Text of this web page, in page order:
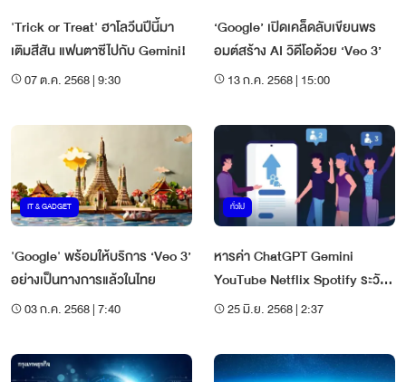
'Trick or Treat' ฮาโลวีนปีนี้มา
เติมสีสัน แฟนตาซีไปกับ Gemini!
07 ต.ค. 2568 | 9:30
‘Google’ เปิดเคล็ดลับเขียนพร
อมต์สร้าง AI วิดีโอด้วย ‘Veo 3’
13 ก.ค. 2568 | 15:00
IT & GADGET
'Google' พร้อมให้บริการ ‘Veo 3’
อย่างเป็นทางการแล้วในไทย
03 ก.ค. 2568 | 7:40
ทั่วไป
หารค่า ChatGPT Gemini
YouTube Netflix Spotify ระวัง
มิจฉาชีพ
25 มิ.ย. 2568 | 2:37